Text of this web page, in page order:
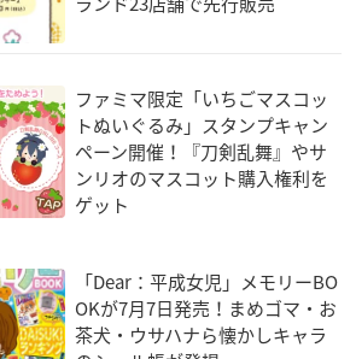
ファミマ限定「いちごマスコッ
トぬいぐるみ」スタンプキャン
ペーン開催！『刀剣乱舞』やサ
ンリオのマスコット購入権利を
ゲット
「Dear：平成女児」メモリーBO
OKが7月7日発売！まめゴマ・お
茶犬・ウサハナら懐かしキャラ